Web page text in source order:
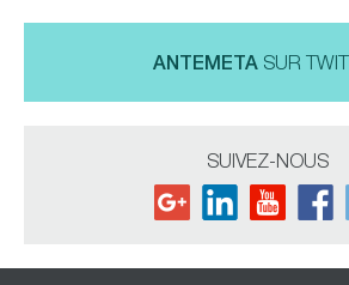
ANTEMETASUR
SUIVEZ-NOUS